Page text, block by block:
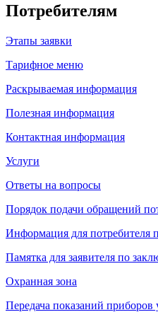
Потребителям
Этапы заявки
Тарифное меню
Раскрываемая информация
Полезная информация
Контактная информация
Услуги
Ответы на вопросы
Порядок подачи обращений
Информация для потребителя
Памятка для заявителя по
Охранная зона
Передача показаний приборов